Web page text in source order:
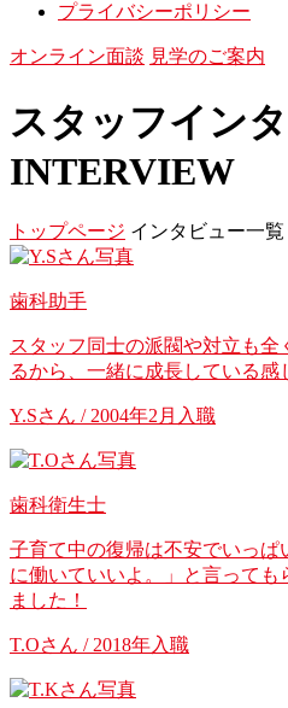
プライバシーポリシー
オンライン面談 見学のご案内
スタッフイン
INTERVIEW
トップページ インタビュー一覧
歯科助手
スタッフ同士の派閥や対立も
るから、一緒に成長している感
Y.Sさん / 2004年2月入職
歯科衛生士
子育て中の復帰は不安でいっぱ
に働いていいよ。」と言って
ました！
T.Oさん / 2018年入職